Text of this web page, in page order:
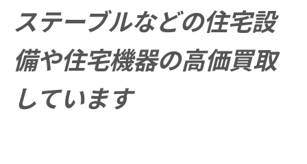
ステーブルなどの住宅設
備や住宅機器の高価買取
しています